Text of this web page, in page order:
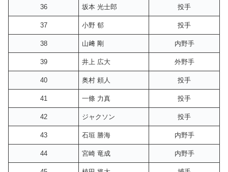
36 坂本 光士郎 投手
37 小野 郁 投手
38 山﨑 剛 内野手
39 井上 広大 外野手
40 奥村 頼人 投手
41 一條 力真 投手
42 ジャクソン 投手
43 石垣 勝海 内野手
44 宮崎 竜成 内野手